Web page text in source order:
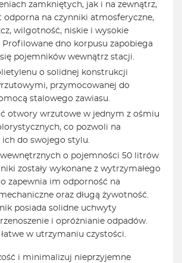
zamkniętych, jak i na zewnątrz,
odporna na czynniki atmosferyczne,
wilgotność, niskie i wysokie
dno korpusu zapobiega
pojemników wewnątrz stacji.
o solidnej konstrukcji
przymocowanej do
stalowego zawiasu.
otwory wrzutowe w jednym z ośmiu
co pozwoli na
ich do swojego stylu.
o pojemności 50 litrów
zostały wykonane z wytrzymałego
zapewnia im odporność na
oraz długą żywotność.
posiada solidne uchwyty
i opróżnianie odpadów.
w utrzymaniu czystości.
i minimalizuj nieprzyjemne